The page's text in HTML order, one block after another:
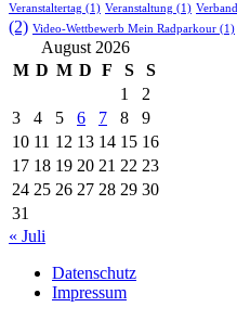
Veranstaltertag (1) Veranstaltung (1) Verband
(2) Video-Wettbewerb Mein Radparkour (1)
August 2026
M D M D F S
S
1
2
3
4 5 6 7 8
9
10 11 12 13 14 15 16
17 18 19 20 21 22 23
24 25 26 27 28 29 30
31
« Juli
Datenschutz
Impressum